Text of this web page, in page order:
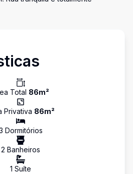
Total 86m²
Privativa 86m²
Dormitórios
2 Banheiros
1 Suíte